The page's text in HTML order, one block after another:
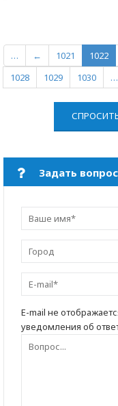
… ← 1021 1022
1028
1029 1030 …
Задать вопрос
E-mail не
уведомления об